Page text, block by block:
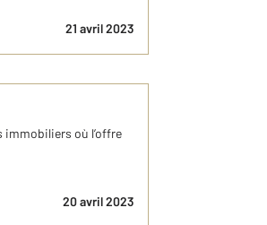
21 avril 2023
immobiliers où l’offre
20 avril 2023